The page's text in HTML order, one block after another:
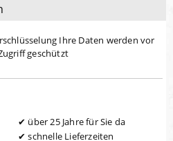
Ihre Daten werden vor
geschützt
über 25 Jahre für Sie da
schnelle Lieferzeiten